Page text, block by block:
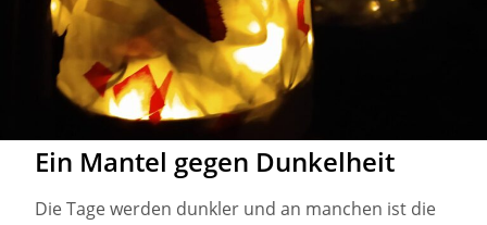
Ein Mantel gegen Dunkelheit
Die Tage werden dunkler und an manchen ist die